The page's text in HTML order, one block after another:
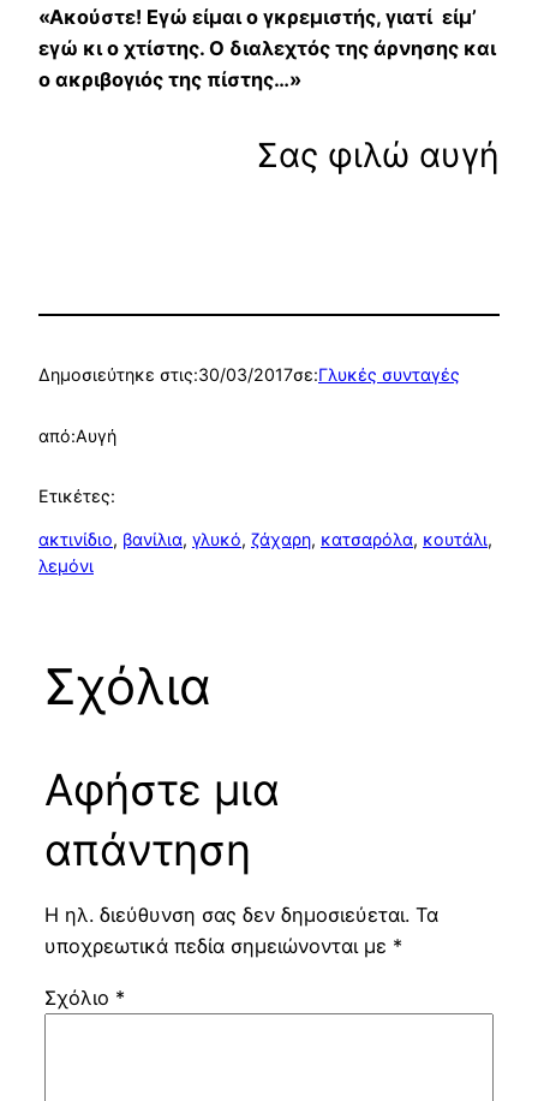
«Ακούστε! Εγώ είμαι ο γκρεμιστής, γιατί είμ’
εγώ κι ο χτίστης. Ο διαλεχτός της άρνησης και
ο ακριβογιός της πίστης…»
Σας φιλώ αυγή
Δημοσιεύτηκε στις:30/03/2017σε:Γλυκές συνταγές
από:Αυγή
Ετικέτες:
ακτινίδιο, βανίλια, γλυκό, ζάχαρη, κατσαρόλα, κουτάλι
λεμόνι
Σχόλια
Αφήστε μια
απάντηση
Η ηλ. διεύθυνση σας δεν δημοσιεύεται. Τα
υποχρεωτικά πεδία σημειώνονται με *
Σχόλιο *